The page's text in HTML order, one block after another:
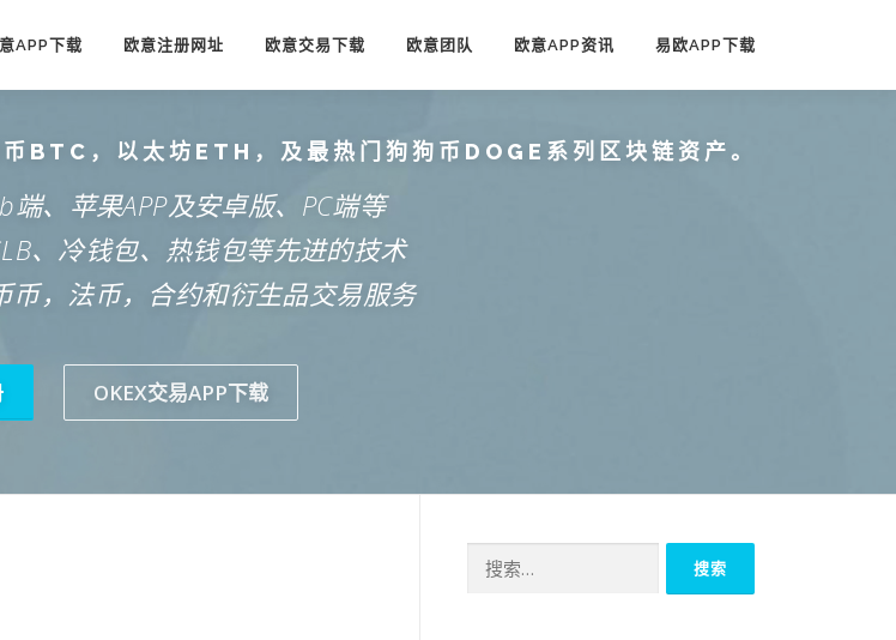
APP下载 欧意注册网址 欧意交易下载 欧意团队 欧意APP资讯 易欧APP下载
BTC，以太坊ETH，及最热门狗狗币DOGE系列区块链资产。
端、苹果APP及安卓版、PC端等
、冷钱包、热钱包等先进的技术
币，法币，合约和衍生品交易服务
OKEX交易APP下载
索：